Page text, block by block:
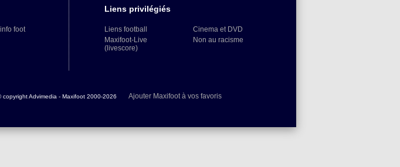
foot
Liens privilégiés
Liens football
Maxifoot-Live
(livescore)
Cinema et DVD
Non au racisme
copyright Advimedia - Maxifoot 2000-2026 Ajouter Maxifoot à vos favoris